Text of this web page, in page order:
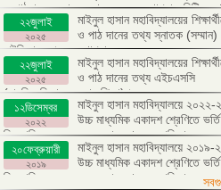
ও পাঠদান সংক্রান্ত তথ্য এবং ব্যবস্থাপনা কমিটির
হালনাগাদ।
২২জুলাই
২০২৫
মাইনুল হাসান মহাবিদ্যালয়ের
ও পাঠ দানের তথ্য স্নাতক (সম্মান)
রাষ্টৃবিজ্ঞান ২। ব্যবস্থাপনা
২২জুলাই
২০২৫
মাইনুল হাসান মহাবিদ্যালয়ের
ও পাঠ দানের তথ্য এইচএসসি
(মানবিক,বিজ্ঞান,ব্যবসায় শিক্ষা)।
১২ডিসেম্বর
২০২২
মাইনুল হাসান মহাবিদ্যালয়ে ২০২২-
উচ্চ মাধ্যমিক একাদশ শ্রেণিতে ভর্তি
ফি, মাসিক বেতন এবং অন্যান্য খরচের তালিকা
২০ফেব্রুয়ারী
২০১৯
মাইনুল হাসান মহাবিদ্যালয়ে ২০১৯-
উচ্চ মাধ্যমিক একাদশ শ্রেণিতে ভর্তি
ফি, মাসিক বেতন এবং অন্যান্য খরচের তালিকা